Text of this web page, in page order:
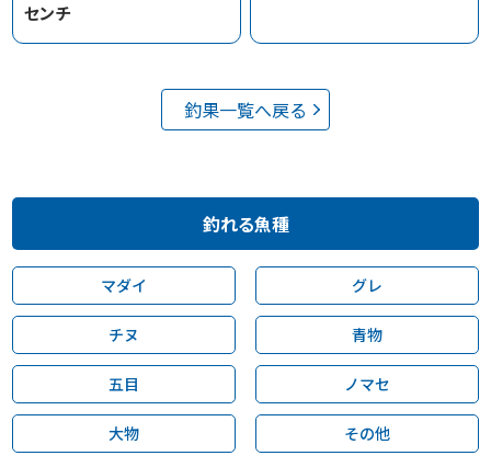
センチ
釣果一覧へ戻る
釣れる魚種
マダイ グレ
チヌ 青物
五目 ノマセ
大物 その他